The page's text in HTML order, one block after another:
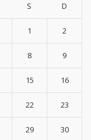
S D
1 2
8 9
15 16
22 23
29 30